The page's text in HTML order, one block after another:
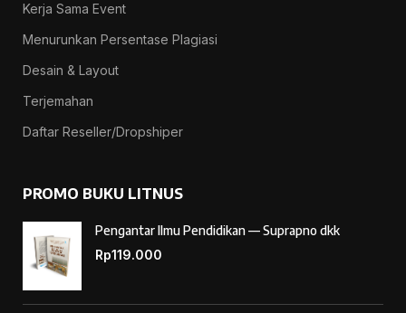
Kerja Sama Event
Menurunkan Persentase Plagiasi
Desain & Layout
Terjemahan
Daftar Reseller/Dropshiper
PROMO BUKU LITNUS
Pengantar Ilmu Pendidikan — Suprapno dkk
Rp119.000